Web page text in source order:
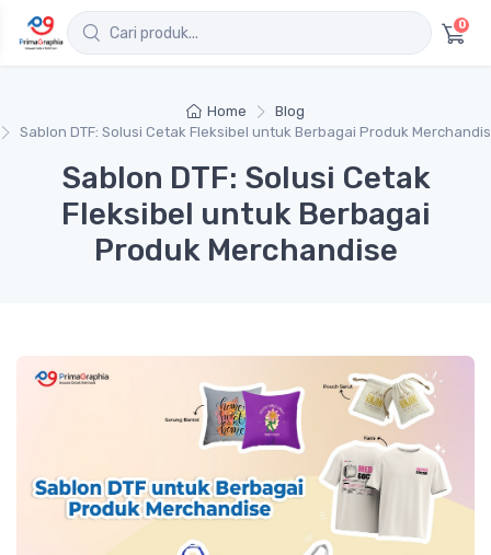
0
Home
Blog
Sablon DTF: Solusi Cetak Fleksibel untuk Berbagai Produk
Sablon DTF: Solusi Cetak
Fleksibel untuk Berbagai
Produk Merchandise